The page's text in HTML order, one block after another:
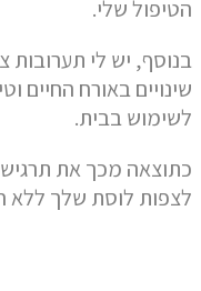
הטיפול שלי.
בנוסף, יש לי תערובות
שינויים באורח החיים
לשימוש בבית.
כתוצאה מכך את תרגישי
לצפות לוסת שלך ללא